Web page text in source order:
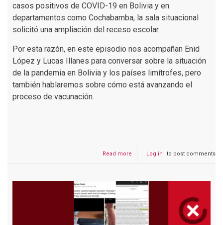
casos positivos de COVID-19 en Bolivia y en
departamentos como Cochabamba, la sala situacional
solicitó una ampliación del receso escolar.
Por esta razón, en este episodio nos acompañan Enid
López y Lucas Illanes para conversar sobre la situación
de la pandemia en Bolivia y los países limítrofes, pero
también hablaremos sobre cómo está avanzando el
proceso de vacunación.
Read more
PODCAST
ola
COVID-
19:
¿Cómo
Log in to post comments